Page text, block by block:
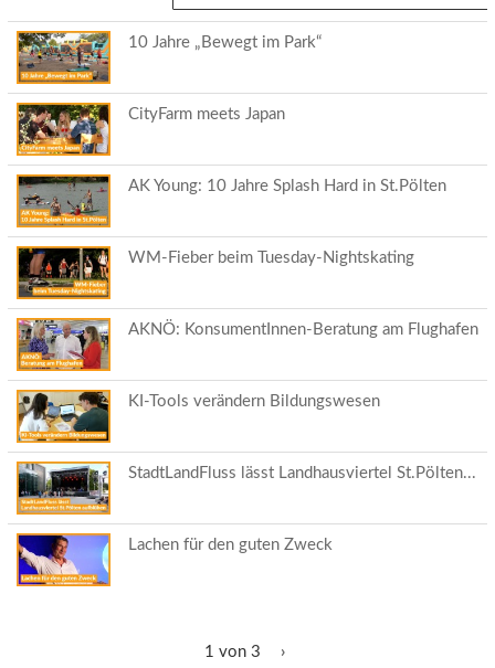
Reiter)
10 Jahre „Bewegt im Park“
CityFarm meets Japan
AK Young: 10 Jahre Splash Hard in St.Pölten
WM-Fieber beim Tuesday-Nightskating
AKNÖ: KonsumentInnen-Beratung am Flughafen
KI-Tools verändern Bildungswesen
StadtLandFluss lässt Landhausviertel St.Pölten...
Lachen für den guten Zweck
1 von 3 ›